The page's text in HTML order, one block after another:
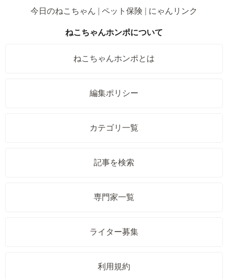
今日のねこちゃん
ペット保険 にゃんリンク
ねこちゃんホンポについて
ねこちゃんホンポとは
編集ポリシー
カテゴリ一覧
記事を検索
専門家一覧
ライター募集
利用規約